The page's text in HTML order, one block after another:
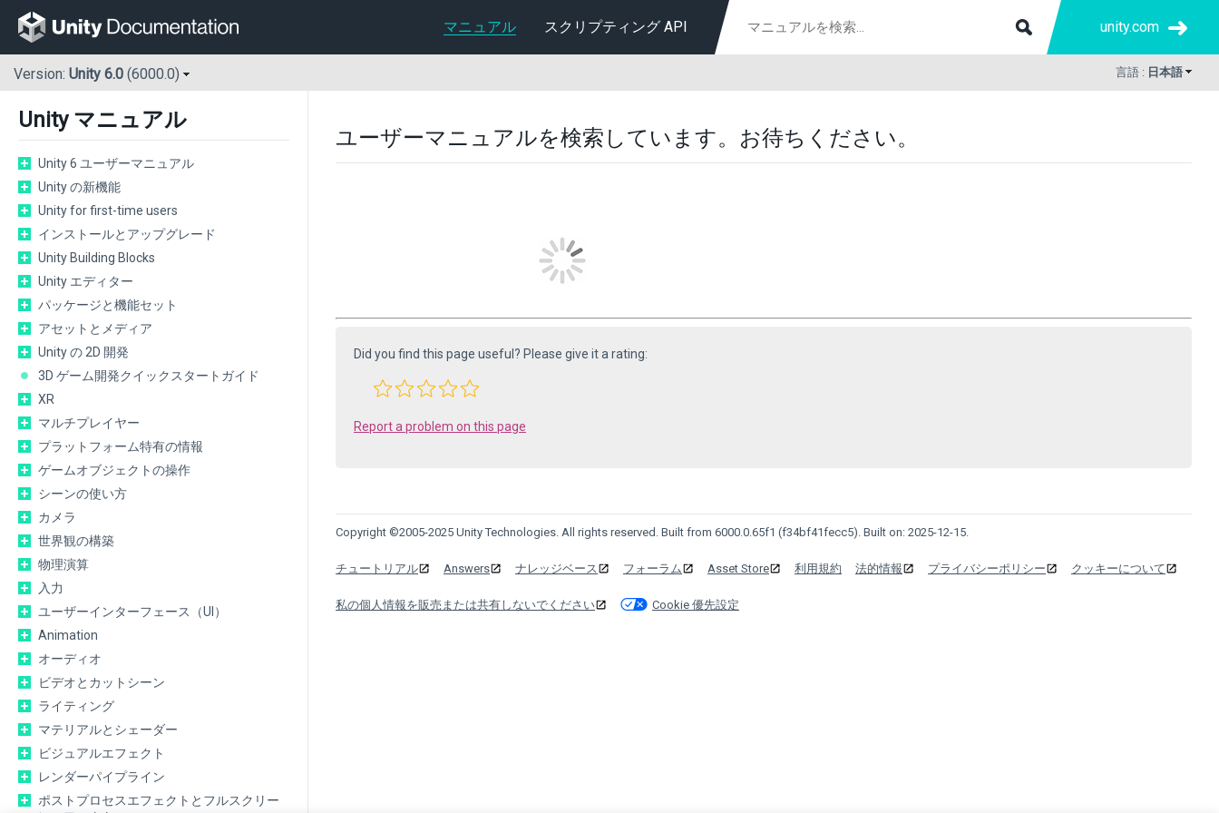
マニュアル スクリプティング API unity.com
Version: Unity 6.0 (6000.0) 言語 : 日本語
Unity マニュアル
Unity 6 ユーザーマニュアル
Unity の新機能
Unity for first-time users
インストールとアップグレード
Unity Building Blocks
Unity エディター
パッケージと機能セット
アセットとメディア
Unity の 2D 開発
3D ゲーム開発クイックスタートガイド
XR
マルチプレイヤー
プラットフォーム特有の情報
ゲームオブジェクトの操作
シーンの使い方
カメラ
世界観の構築
物理演算
入力
ユーザーインターフェース（UI）
Animation
オーディオ
ビデオとカットシーン
ライティング
マテリアルとシェーダー
ビジュアルエフェクト
レンダーパイプライン
ポストプロセスエフェクトとフルスクリー
ユーザーマニュアルを検索しています。お待ちください。
Did you find this page useful? Please give it a rating:
Report a problem on this page
Copyright ©2005-2025 Unity Technologies. All rights reserved. Built from 6000.0.65f1 (f34bf41fecc5). Built on: 2025-12-15.
チュートリアル Answers ナレッジベース フォーラム Asset Store 利用規約 法的情報 プライバシーポリシー クッキーについて
私の個人情報を販売または共有しないでください Cookie 優先設定